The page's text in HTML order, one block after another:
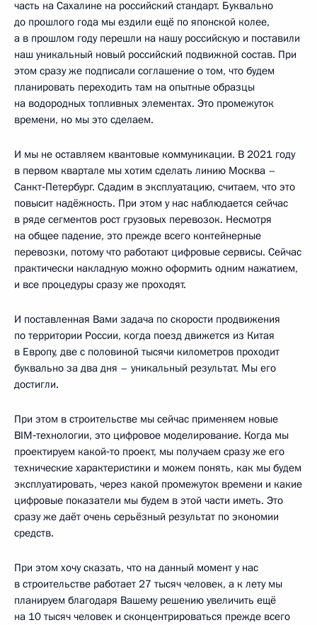
часть на Сахалине на российский стандарт. Буквально
до прошлого года мы ездили ещё по японской колее,
а в прошлом году перешли на нашу российскую и поставили
наш уникальный новый российский подвижной состав. При
этом сразу же подписали соглашение о том, что будем
планировать переходить там на опытные образцы
на водородных топливных элементах. Это промежуток
времени, но мы это сделаем.
И мы не оставляем квантовые коммуникации. В 2021 году
в первом квартале мы хотим сделать линию Москва –
Санкт‑Петербург. Сдадим в эксплуатацию, считаем, что это
повысит надёжность. При этом у нас наблюдается сейчас
в ряде сегментов рост грузовых перевозок. Несмотря
на общее падение, это прежде всего контейнерные
перевозки, потому что работают цифровые сервисы. Сейчас
практически накладную можно оформить одним нажатием,
и все процедуры сразу же проходят.
И поставленная Вами задача по скорости продвижения
по территории России, когда поезд движется из Китая
в Европу, две с половиной тысячи километров проходит
буквально за два дня – уникальный результат. Мы его
достигли.
При этом в строительстве мы сейчас применяем новые
BIM‑технологии, это цифровое моделирование. Когда мы
проектируем какой‑то проект, мы получаем сразу же его
технические характеристики и можем понять, как мы будем
эксплуатировать, через какой промежуток времени и какие
цифровые показатели мы будем в этой части иметь. Это
сразу же даёт очень серьёзный результат по экономии
средств.
При этом хочу сказать, что на данный момент у нас
в строительстве работает 27 тысяч человек, а к лету мы
планируем благодаря Вашему решению увеличить ещё
на 10 тысяч человек и сконцентрироваться прежде всего